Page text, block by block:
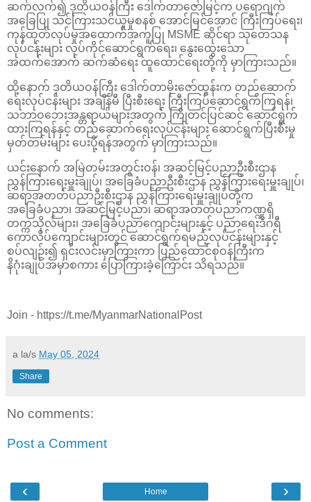
ဆက်လက်၍ ဒုတိယဝန်ကြီး ဒေါက်တာဇော်မြင့်က ပရောဂျက်
အခြေပြု သင်ကြားသင်ယူမှုစနစ် အောင်မြင်အောင် ကြီးကြပ်ရေး၊
ကုန်ထုတ်လုပ်မှုအထောက်အကူပြု MSME ဆိုင်ရာ သုတေသန
လုပ်ငန်းများ လုပ်ကိုင်ဆောင်ရွက်ရေး၊ နွေးထွေးသော
အထက်အောက် ဆက်ဆံရေး ထူထောင်ရေးတို့ကို မှာကြားသည်။
ထို့နောက် ဒုတိယဝန်ကြီး ဒေါက်တာမိုးဇော်ထွန်းက တည်ဆောက်
ရေးလုပ်ငန်းများ အချိန်မီ ပြီးစီးရေး ကြီးကြပ်ဆောင်ရွက်ကြရန်၊
သဘာဝဘေးအန္တရာယ်များအတွက် ကြိုတင်ပြင်ဆင် ဆောင်ရွက်
ထားကြရန်နှင့် တည်ဆောက်ရေးလုပ်ငန်းများ ဆောင်ရွက်ပြီးစီးမှု
မှတ်တမ်းများ ပေးပို့ရန်အတွက် မှာကြားသည်။
ယင်းနောက် အမြဲတမ်းအတွင်းဝန်၊ အဆင့်မြင့်ပညာဦးစီးဌာန
ညွှန်ကြားရေးမှူးချုပ်၊ အခြေခံပညာဦးစီးဌာန ညွှန်ကြားရေးမှူးချုပ်၊
ဆရာအတတ်ပညာဦးစီးဌာန ညွှန်ကြားရေးမှူးချုပ်တို့က
အခြေခံပညာ၊ အဆင့်မြင့်ပညာ၊ ဆရာအတတ်ပညာကဏ္ဍရှိ
တက္ကသိုလ်များ၊ အခြေခံပညာကျောင်းများနှင့် ပညာရေးဒီဂရီ
ကောလိပ်ကျောင်းများတွင် ဆောင်ရွက်ရမည့်လုပ်ငန်းများနှင့်
စပ်လျဉ်း၍ ရှင်းလင်းမှာကြားကာ ပြည်ထောင်စုဝန်ကြီးက
နိဂုံးချုပ်အမှာစကား ပြောကြားခဲ့ကြောင်း သိရသည်။
Join - https://t.me/MyanmarNationalPost
a la/s May 05, 2024
Share
No comments:
Post a Comment
‹ ›
Home